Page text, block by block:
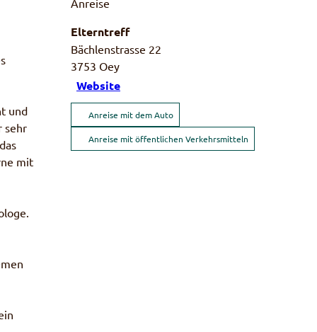
und
sehr
mit
Elterntreff
Bächlenstrasse 22
3753 Oey
Website
Anreise mit dem Auto
Anreise mit öffentlichen Verkehrsmitteln